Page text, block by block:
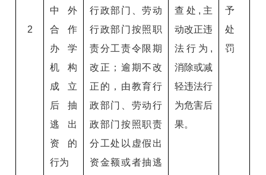
2
中外
合作
办学
机构
成立
后抽
逃出
资的
行为
行政部门、劳动
行政部门按照职
责分工责令限期
改正；逾期不改
正的，由教育行
政部门、劳动行
政部门按照职责
分工处以虚假出
资金额或者抽逃
查处,主
动改正违
法行为,
消除或减
轻违法行
为危害后
果。
予
处
罚